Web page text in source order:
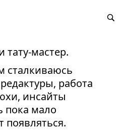
тату-мастер.
сталкиваюсь
работа
инсайты
пока мало
появляться.